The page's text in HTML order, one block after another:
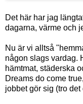
Det här har jag
dagarna, värme och
Nu är vi alltså
någon slags vardag.
hämtmat, städerska
Dreams do come
jobbet gör sig (tro